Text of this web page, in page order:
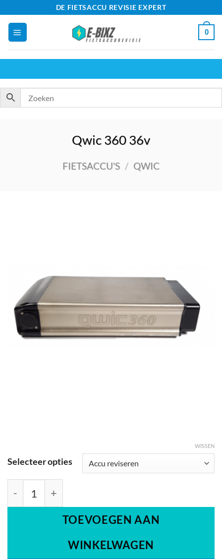
naar
inhoud
DE FIETSACCU REVISIE EXPERT
0
Qwic 360 36v
FIETSACCU'S / QWIC
Selecteer opties
WISSEN
TOEVOEGEN AAN
WINKELWAGEN